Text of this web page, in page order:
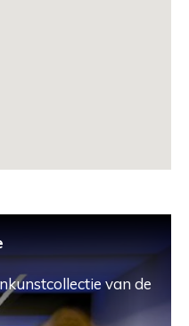
van de